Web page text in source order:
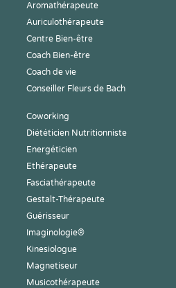
Aromathérapeute
Auriculothérapeute
Centre Bien-être
Coach Bien-être
Coach de vie
Conseiller Fleurs de Bach
Coworking
Diététicien Nutritionniste
Energéticien
Ethérapeute
Fasciathérapeute
Gestalt-Thérapeute
Guérisseur
Imaginologie®
Kinesiologue
Magnetiseur
Musicothérapeute